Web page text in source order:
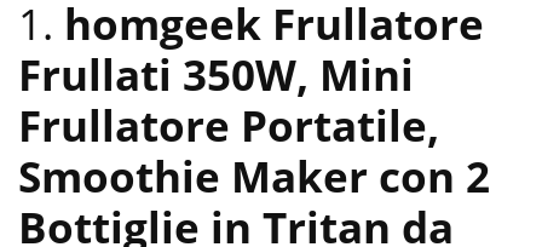
1. homgeek Frullatore
Frullati 350W, Mini
Frullatore Portatile,
Smoothie Maker con 2
Bottiglie in Tritan da